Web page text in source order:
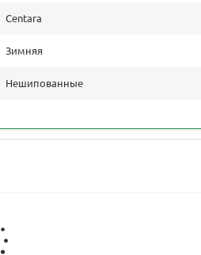
Centara
Зимняя
Нешипованные